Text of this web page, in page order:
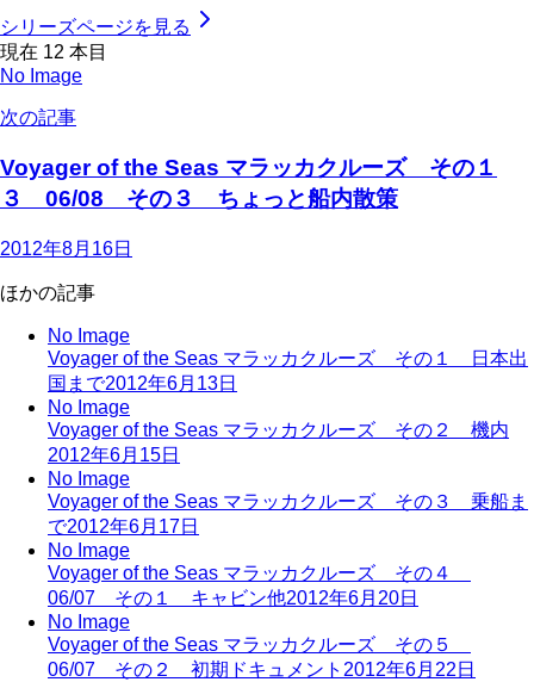
シリーズページを見る
現在 12 本目
No Image
次の記事
Voyager of the Seas マラッカクルーズ その１
３ 06/08 その３ ちょっと船内散策
2012年8月16日
ほかの記事
No Image
Voyager of the Seas マラッカクルーズ その１ 日本出
国まで2012年6月13日
No Image
Voyager of the Seas マラッカクルーズ その２ 機内
2012年6月15日
No Image
Voyager of the Seas マラッカクルーズ その３ 乗船ま
で2012年6月17日
No Image
Voyager of the Seas マラッカクルーズ その４
06/07 その１ キャビン他2012年6月20日
No Image
Voyager of the Seas マラッカクルーズ その５
06/07 その２ 初期ドキュメント 2012年6月22日